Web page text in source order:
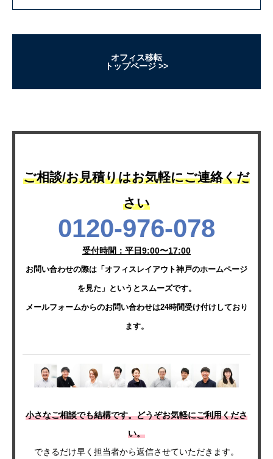
オフィス移転
トップページ
ご相談/お見積りはお気軽にご連絡くだ
さい
0120-976-078
受付時間：平日9:00〜17:00
お問い合わせの際は「オフィスレイアウト神戸のホームページ
を見た」というとスムーズです。
メールフォームからのお問い合わせは24時間受け付けしており
ます。
小さなご相談でも結構です。どうぞお気軽にご利用くださ
い。
できるだけ早く担当者から返信させていただきます。